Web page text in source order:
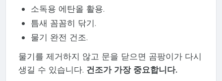
소독용 에탄올 활용.
틈새 꼼꼼히 닦기.
물기 완전 건조.
물기를 제거하지 않고 문을 닫으면 곰팡이가 다시
생길 수 있습니다. 건조가 가장 중요합니다.